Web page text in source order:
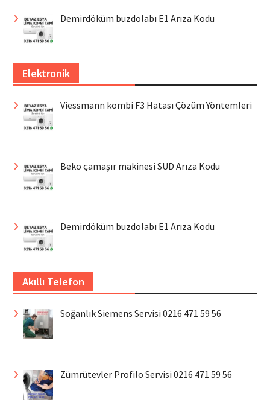
Demirdöküm buzdolabı E1 Arıza Kodu
Elektronik
Viessmann kombi F3 Hatası Çözüm Yöntemleri
Beko çamaşır makinesi SUD Arıza Kodu
Demirdöküm buzdolabı E1 Arıza Kodu
Akıllı Telefon
Soğanlık Siemens Servisi 0216 471 59 56
Zümrütevler Profilo Servisi 0216 471 59 56